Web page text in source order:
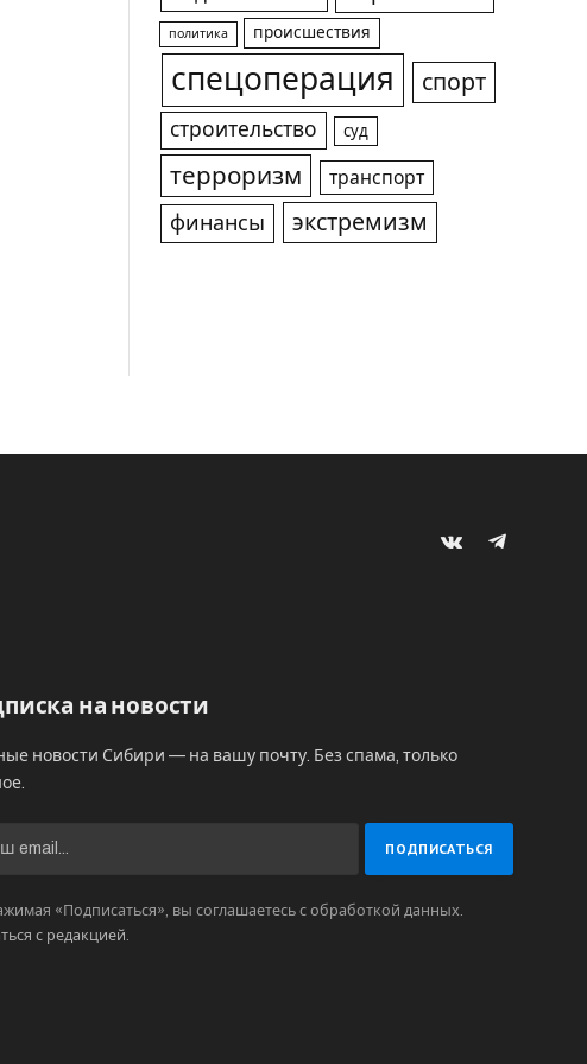
политика происшествия
спецоперация спорт
строительство суд
терроризм транспорт
финансы экстремизм
VKontakteTelegram
на новости
новости Сибири — на вашу почту. Без спама, только
«Подписаться», вы соглашаетесь с обработкой данных.
с редакцией